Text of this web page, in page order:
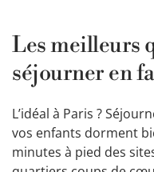
Les meilleurs
séjourner en
L’idéal à Paris ?
vos enfants dorment
minutes à pied des